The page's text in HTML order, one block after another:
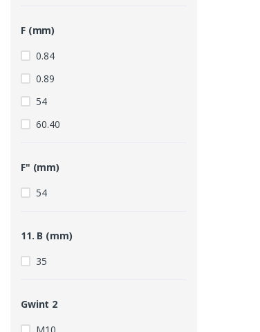
F (mm)
0.84
0.89
54
60.40
F" (mm)
54
11. B (mm)
35
Gwint 2